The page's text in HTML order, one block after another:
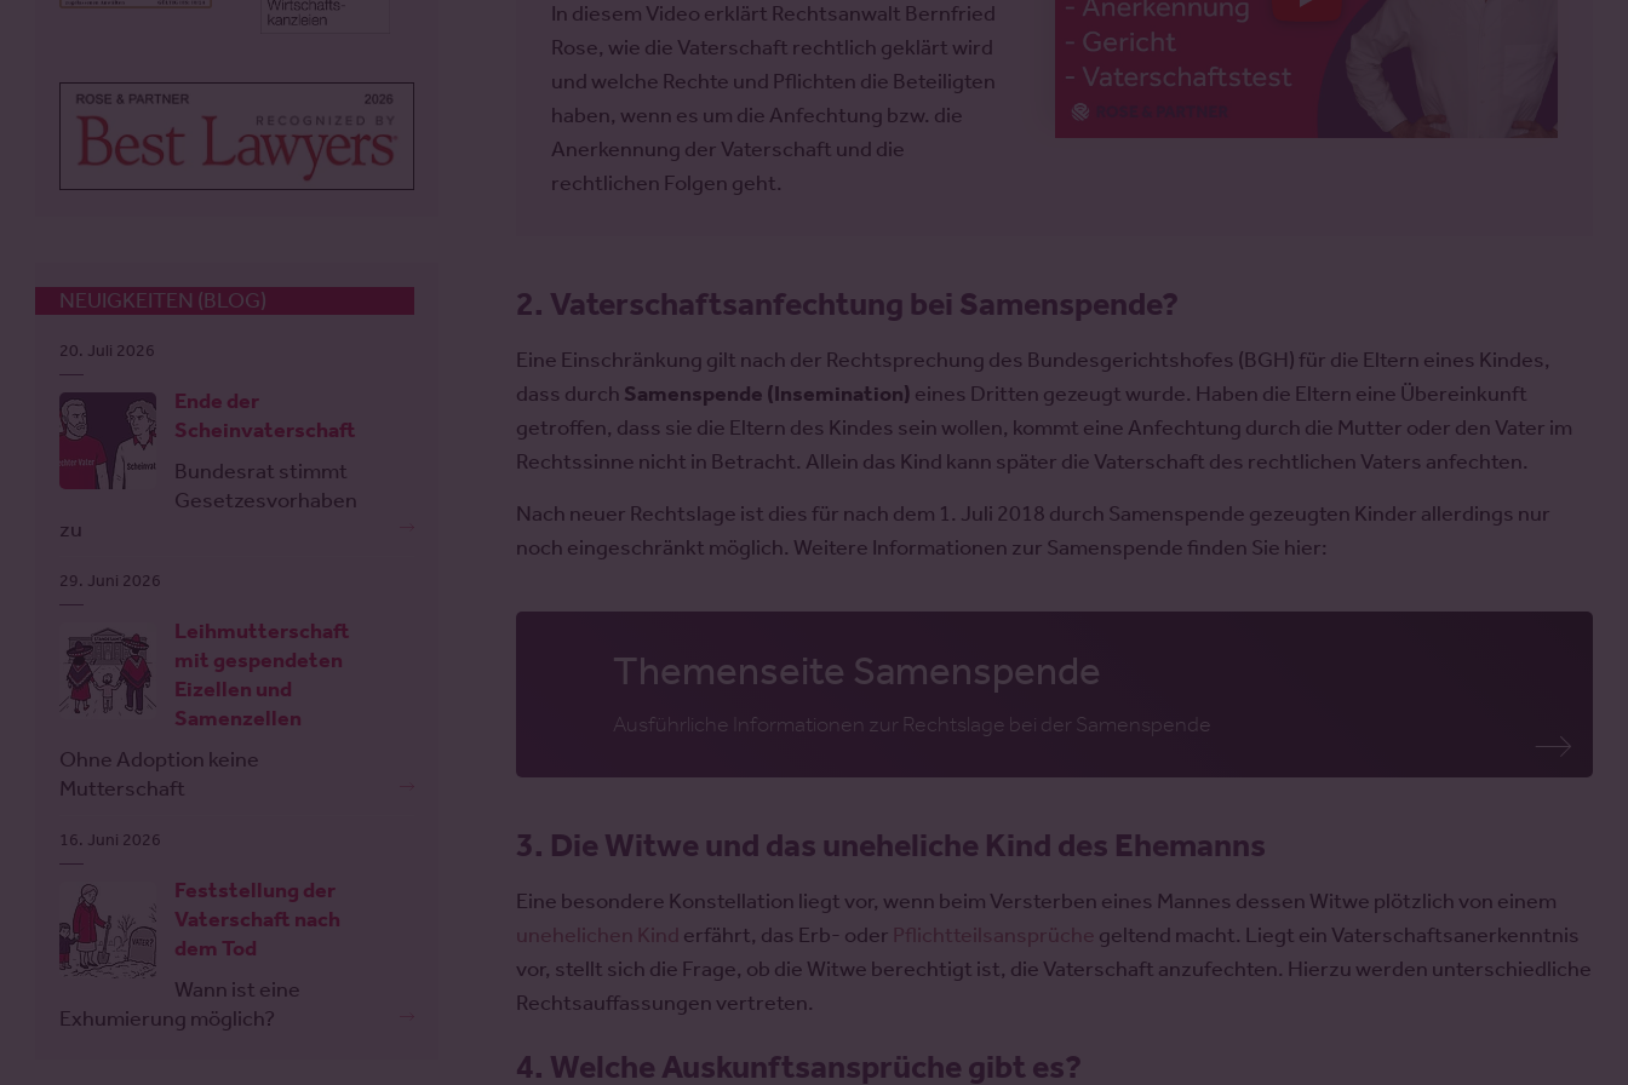
In diesem Video erklärt Rechtsanwalt Bernfried
Rose, wie die Vaterschaft rechtlich geklärt wird
und welche Rechte und Pflichten die Beteiligten
haben, wenn es um die Anfechtung bzw. die
Anerkennung der Vaterschaft und die
rechtlichen Folgen geht.
2. Vaterschaftsanfechtung bei Samenspende?
Eine Einschränkung gilt nach der Rechtsprechung des Bundesgerichtshofes (BGH) für die Eltern eines Kindes,
dass durch Samenspende (Insemination) eines Dritten gezeugt wurde. Haben die Eltern eine Übereinkunft
getroffen, dass sie die Eltern des Kindes sein wollen, kommt eine Anfechtung durch die Mutter oder den Vater im
Rechtssinne nicht in Betracht. Allein das Kind kann später die Vaterschaft des rechtlichen Vaters anfechten.
Nach neuer Rechtslage ist dies für nach dem 1. Juli 2018 durch Samenspende gezeugten Kinder allerdings nur
noch eingeschränkt möglich. Weitere Informationen zur Samenspende finden Sie hier:
Themenseite Samenspende
Ausführliche Informationen zur Rechtslage bei der Samenspende
3. Die Witwe und das uneheliche Kind des Ehemanns
Eine besondere Konstellation liegt vor, wenn beim Versterben eines Mannes dessen Witwe plötzlich von einem
unehelichen Kind erfährt, das Erb- oder Pflichtteilsansprüche geltend macht. Liegt ein Vaterschaftsanerkenntnis
vor, stellt sich die Frage, ob die Witwe berechtigt ist, die Vaterschaft anzufechten. Hierzu werden unterschiedliche
Rechtsauffassungen vertreten.
4. Welche Auskunftsansprüche gibt es?
NEUIGKEITEN (BLOG)
20. Juli 2026
Ende der
Scheinvaterschaft
Bundesrat stimmt
Gesetzesvorhaben
zu
29. Juni 2026
Leihmutterschaft
mit gespendeten
Eizellen und
Samenzellen
Ohne Adoption keine
Mutterschaft
16. Juni 2026
Feststellung der
Vaterschaft nach
dem Tod
Wann ist eine
Exhumierung möglich?